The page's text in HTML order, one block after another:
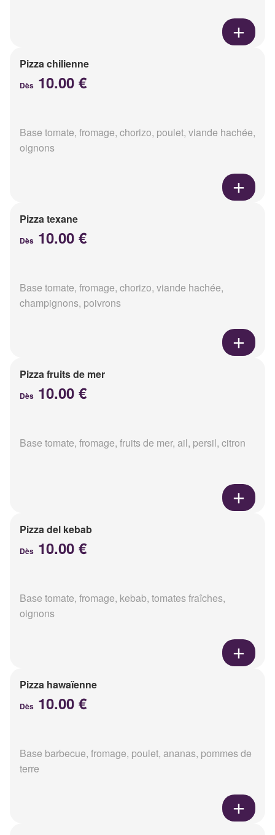
Pizza chilienne
Dès 10.00 €
Base tomate, fromage, chorizo, poulet, viande hachée,
oignons
Pizza texane
Dès 10.00 €
Base tomate, fromage, chorizo, viande hachée,
champignons, poivrons
Pizza fruits de mer
Dès 10.00 €
Base tomate, fromage, fruits de mer, ail, persil, citron
Pizza del kebab
Dès 10.00 €
Base tomate, fromage, kebab, tomates fraîches,
oignons
Pizza hawaïenne
Dès 10.00 €
Base barbecue, fromage, poulet, ananas, pommes de
terre